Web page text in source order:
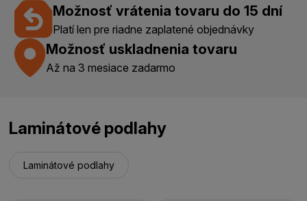
Možnosť vrátenia tovaru do 15 dní
Platí len pre riadne zaplatené objednávky
Možnosť uskladnenia tovaru
Až na 3 mesiace zadarmo
Laminátové podlahy
Laminátové podlahy